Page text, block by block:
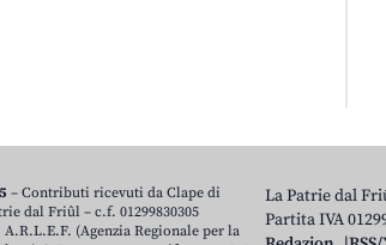
La Patrie dal
Partita IVA
– Contributi ricevuti da Clape di
dal Friûl – c.f. 01299830305
A.R.L.E.F. (Agenzia Regionale per la